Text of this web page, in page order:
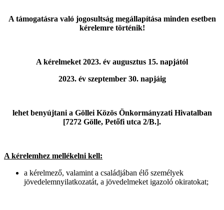
A támogatásra való jogosultság megállapítása minden esetben
kérelemre történik!
A kérelmeket 2023. év augusztus 15. napjától
2023. év szeptember 30. napjáig
lehet benyújtani a Göllei Közös Önkormányzati Hivatalban
[7272 Gölle, Petőfi utca 2/B.].
A kérelemhez mellékelni kell:
a kérelmező, valamint a családjában élő személyek
jövedelemnyilatkozatát, a jövedelmeket igazoló okiratokat;